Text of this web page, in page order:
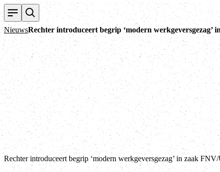
NieuwsRechter introduceert begrip ‘modern werkgeversgezag’
Rechter introduceert begrip ‘modern werkgeversgezag’ in zaak